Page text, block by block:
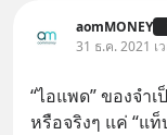
aomMONEY
31 ธ.ค. 2021 เ
“ไอแพด” ของจำ
หรือจริงๆ แค่ “แท็